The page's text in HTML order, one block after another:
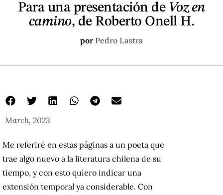
Para una presentación de Voz en
camino, de Roberto Onell H.
por Pedro Lastra
March, 2023
Me referiré en estas páginas a un poeta que
trae algo nuevo a la literatura chilena de su
tiempo, y con esto quiero indicar una
extensión temporal ya considerable. Con